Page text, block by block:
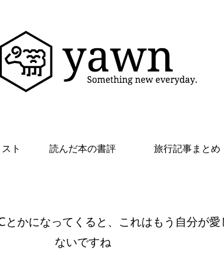
ト 読んだ本の書評 旅行記事まとめ
とかになってくると、これはもう自分が愛
ないですね